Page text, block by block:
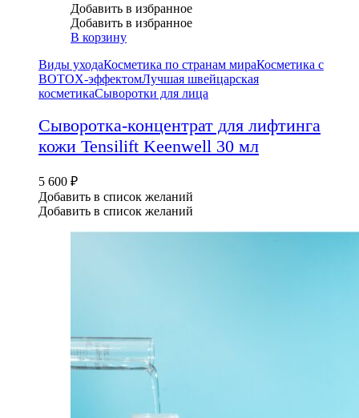
Добавить в избранное
Добавить в избранное
В корзину
Виды уходаКосметика по странам мираКосметика с
BOTOX-эффектомЛучшая швейцарская
косметикаСыворотки для лица
Сыворотка-концентрат для лифтинга
кожи Tensilift Keenwell 30 мл
5 600 ₽
Добавить в список желаний
Добавить в список желаний